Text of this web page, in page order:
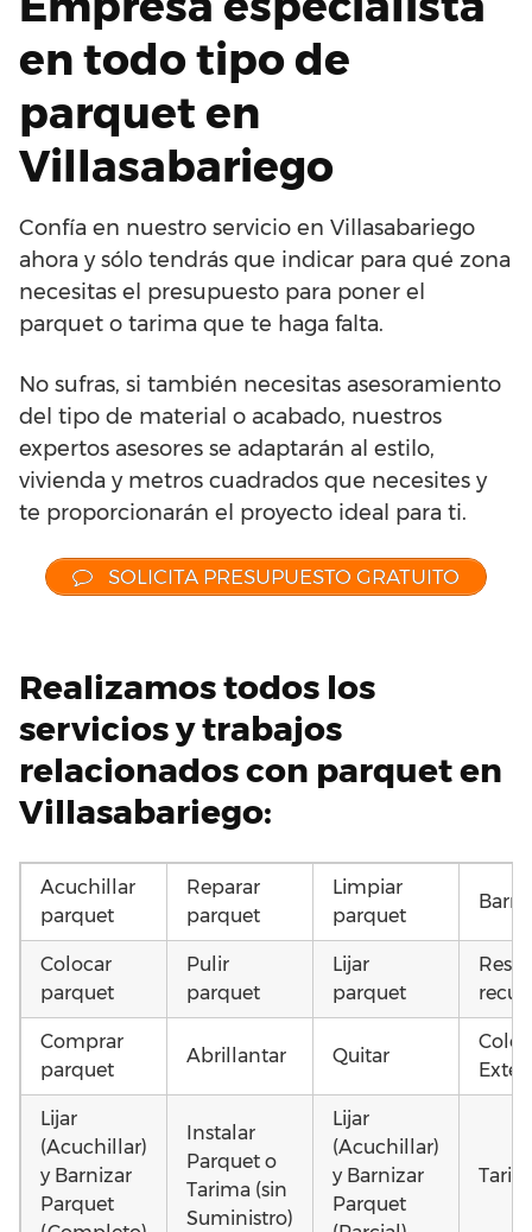
en todo tipo de
parquet en
Villasabariego
Confía en nuestro servicio en Villasabariego
ahora y sólo tendrás que indicar para qué zona
necesitas el presupuesto para poner el
parquet o tarima que te haga falta.
No sufras, si también necesitas asesoramiento
del tipo de material o acabado, nuestros
expertos asesores se adaptarán al estilo,
vivienda y metros cuadrados que necesites y
te proporcionarán el proyecto ideal para ti.
SOLICITA PRESUPUESTO GRATUITO
Realizamos todos los
servicios y trabajos
relacionados con parquet en
Villasabariego:
Acuchillar
parquet
Reparar
parquet
Limpiar
parquet
Colocar
parquet
Pulir
parquet
Lijar
parquet
Comprar
parquet
Abrillantar Quitar
Lijar
(Acuchillar)
y Barnizar
Parquet
Instalar
Parquet o
Tarima (sin
Suministro)
Lijar
(Acuchillar)
y Barnizar
Parquet